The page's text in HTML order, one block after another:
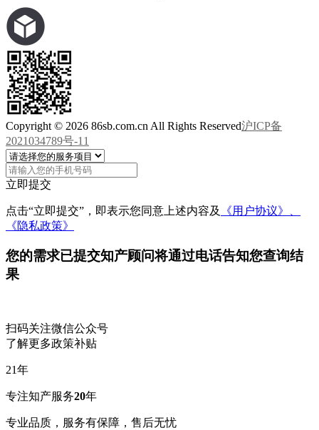
Copyright © 2026 86sb.com.cn All Rights Reserved沪ICP备
2021034789号-11
立即提交
点击“立即提交”，即表示您同意上述内容及
《用户协议》、
《隐私政策》
您的需求已提交知产顾问将通过电话告知您查询结
果
扫码关注微信公众号
了解更多政策补贴
21年
专注知产服务20年
专业品质，服务有保障，售后无忧